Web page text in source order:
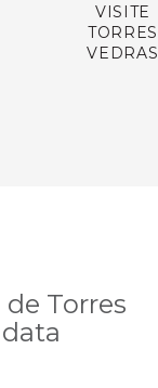
VISITE
TORRES
VEDRAS
Torres